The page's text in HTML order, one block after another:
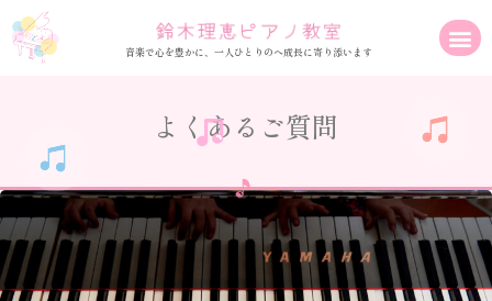
音楽で心を豊かに、一人ひとりのへ成長に寄り添います
よくあるご質問